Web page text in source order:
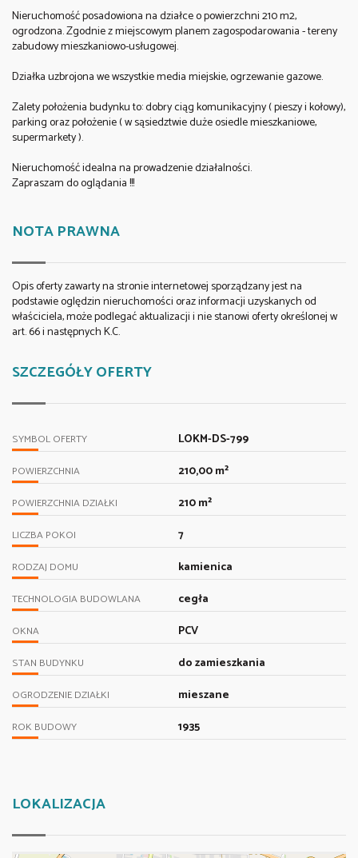
Nieruchomość posadowiona na działce o powierzchni 210 m2,
ogrodzona. Zgodnie z miejscowym planem zagospodarowania - tereny
zabudowy mieszkaniowo-usługowej.
Działka uzbrojona we wszystkie media miejskie, ogrzewanie gazowe.
Zalety położenia budynku to: dobry ciąg komunikacyjny ( pieszy i kołowy),
parking oraz położenie ( w sąsiedztwie duże osiedle mieszkaniowe,
supermarkety ).
Nieruchomość idealna na prowadzenie działalności.
Zapraszam do oglądania !!!
NOTA PRAWNA
Opis oferty zawarty na stronie internetowej sporządzany jest na
podstawie oględzin nieruchomości oraz informacji uzyskanych od
właściciela, może podlegać aktualizacji i nie stanowi oferty określonej w
art. 66 i następnych K.C.
SZCZEGÓŁY OFERTY
SYMBOL OFERTY LOKM-DS-799
POWIERZCHNIA 210,00 m²
POWIERZCHNIA DZIAŁKI 210 m²
LICZBA POKOI 7
RODZAJ DOMU kamienica
TECHNOLOGIA BUDOWLANA cegła
OKNA PCV
STAN BUDYNKU do zamieszkania
OGRODZENIE DZIAŁKI mieszane
ROK BUDOWY 1935
LOKALIZACJA